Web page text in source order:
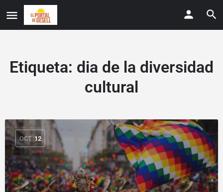
Etiqueta: dia de la diversidad
cultural
OCT 12